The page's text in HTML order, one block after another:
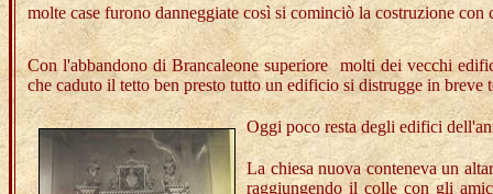
molte case furono danneggiate così si cominciò la costruzione
Con l'abbandono di Brancaleone superiore molti dei vecchi
che caduto il tetto ben presto tutto un edificio si distrugge in breve
Oggi poco resta degli edifici
La chiesa nuova conteneva un
raggiungendo il colle con gli